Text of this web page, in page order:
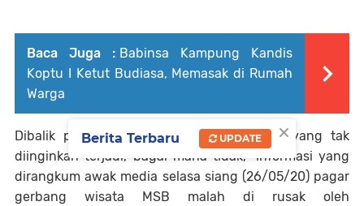
Baca Juga : Babinsa Kampung Kandis
Koptu I Ketut Budiasa, Memasak di Rumah
Warga
Dibalik penutupan tempat wisata ini hal yang tak
diinginkan terjadi, bagai mana tidak," informasi yang
dirangkum awak media selasa siang (26/05/20) pagar
gerbang wisata MSB malah di rusak oleh
×
Berita Terbaru UPDATE